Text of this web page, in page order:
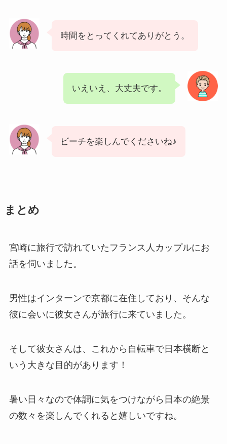
時間をとってくれてありがとう。
いえいえ、大丈夫です。
ビーチを楽しんでくださいね♪
まとめ
宮崎に旅行で訪れていたフランス人カップルにお
話を伺いました。
男性はインターンで京都に在住しており、そんな
彼に会いに彼女さんが旅行に来ていました。
そして彼女さんは、これから自転車で日本横断と
いう大きな目的があります！
暑い日々なので体調に気をつけながら日本の絶景
の数々を楽しんでくれると嬉しいですね。